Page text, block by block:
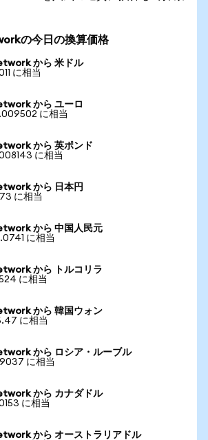
の今日の換算価格
から 米ドル
に相当
から ユーロ
に相当
から 英ポンド
に相当
から 日本円
に相当
から 中国人民元
に相当
から トルコリラ
に相当
から 韓国ウォン
に相当
から ロシア・ルーブル
に相当
から カナダドル
に相当
から オーストラリアドル